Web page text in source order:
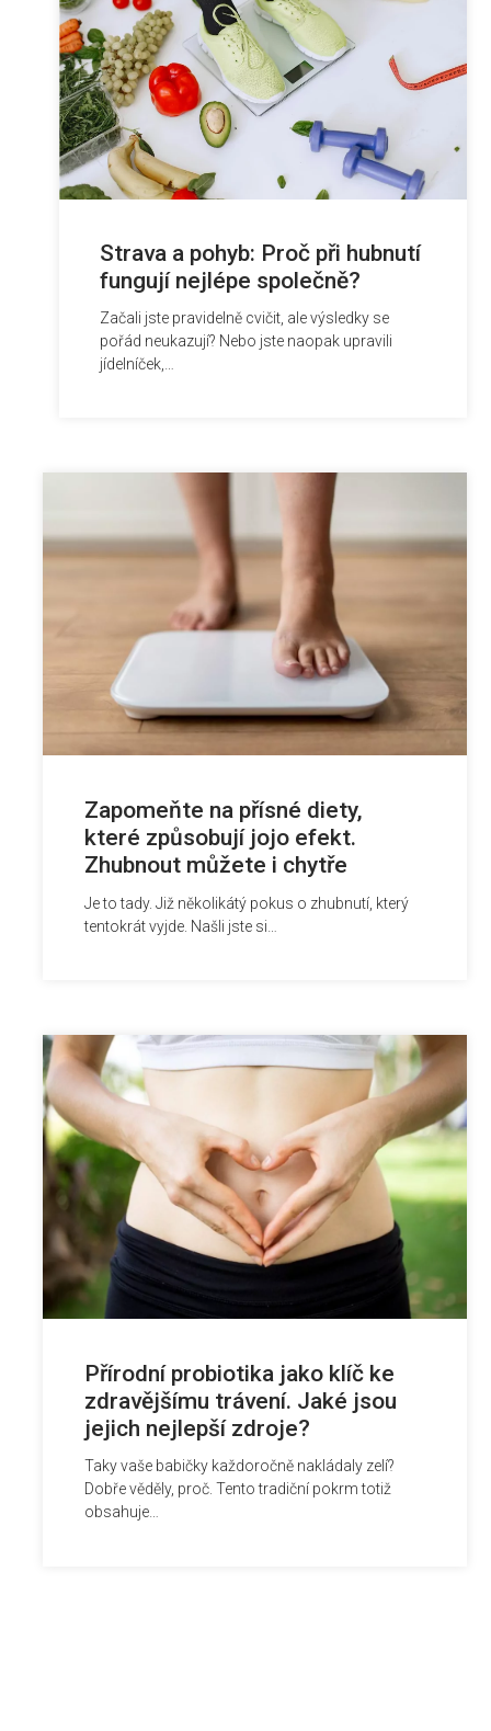
Strava a pohyb: Proč při hubnutí
fungují nejlépe společně?
Začali jste pravidelně cvičit, ale výsledky se
pořád neukazují? Nebo jste naopak upravili
jídelníček,…
Zapomeňte na přísné diety,
které způsobují jojo efekt.
Zhubnout můžete i chytře
Je to tady. Již několikátý pokus o zhubnutí, který
tentokrát vyjde. Našli jste si…
Přírodní probiotika jako klíč ke
zdravějšímu trávení. Jaké jsou
jejich nejlepší zdroje?
Taky vaše babičky každoročně nakládaly zelí?
Dobře věděly, proč. Tento tradiční pokrm totiž
obsahuje…